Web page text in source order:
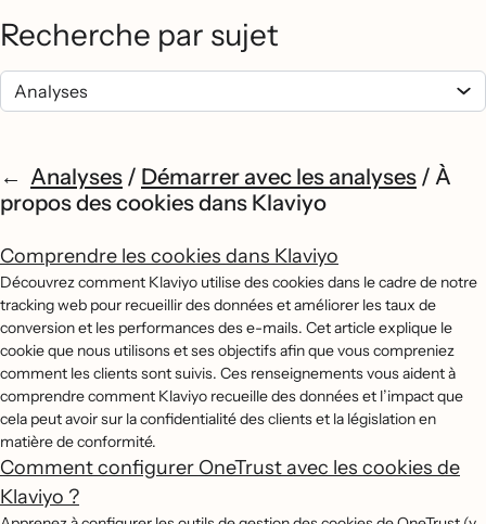
Recherche par sujet
Analyses / Démarrer avec les analyses / À
propos des cookies dans Klaviyo
Comprendre les cookies dans Klaviyo
Découvrez comment Klaviyo utilise des cookies dans le cadre de notre
tracking web pour recueillir des données et améliorer les taux de
conversion et les performances des e-mails. Cet article explique le
cookie que nous utilisons et ses objectifs afin que vous compreniez
comment les clients sont suivis. Ces renseignements vous aident à
comprendre comment Klaviyo recueille des données et l’impact que
cela peut avoir sur la confidentialité des clients et la législation en
matière de conformité.
Comment configurer OneTrust avec les cookies de
Klaviyo ?